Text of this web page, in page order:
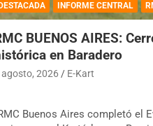
DESTACADA INFORME CENTRAL
BUENOS AIRES:
en Baradero
agosto, 2026 E-Kart
Buenos Aires completó el